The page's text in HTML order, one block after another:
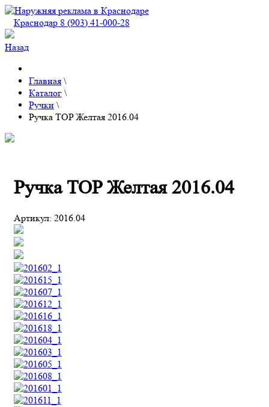
Краснодар 8 (903) 41-000-28
Назад
Главная \
Каталог \
Ручки \
Ручка TOP Желтая 2016.04
Ручка TOP Желтая 2016.04
Артикул: 2016.04